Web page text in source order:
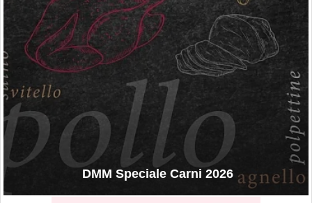
DMM Speciale Carni 2026